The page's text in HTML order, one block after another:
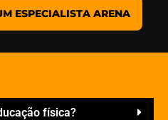
ESPECIALISTA ARENA
física?